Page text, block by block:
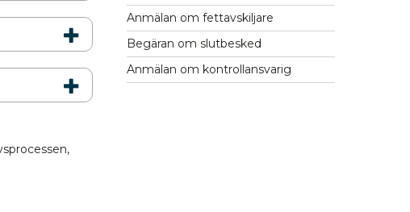
Anmälan om fettavskiljare
Begäran om slutbesked
Anmälan om kontrollansvarig